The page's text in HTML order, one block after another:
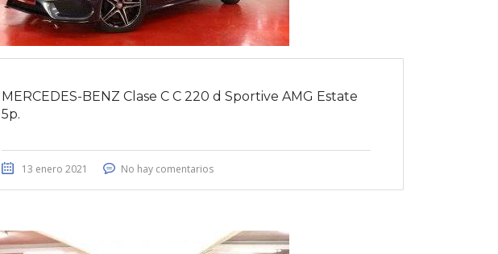
MERCEDES-BENZ Clase C C 220 d Sportive AMG Estate
5p.
13 enero 2021 No hay comentarios